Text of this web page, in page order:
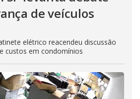
de veículos
elétrico reacendeu discussão
custos em condomínios